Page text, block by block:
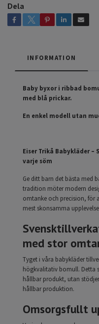
Dela
INFORMATION
Baby byxor i ribbad
med blå prickar.
En enkel modell utan
Eiser Trikå Babykläder –
varje söm
Ge ditt barn det bästa med
tradition möter modern
omtanke och precision, för
mest skonsamma
med stor
Tyget i våra babykläder
högkvalitativ bomull. Detta
hållbar produkt, utan
hållbar produktion.
Omsorgsfullt